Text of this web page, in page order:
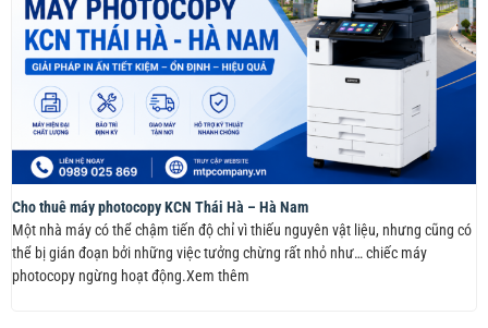
Cho thuê máy photocopy KCN Thái Hà – Hà Nam
Một nhà máy có thể chậm tiến độ chỉ vì thiếu nguyên vật liệu, nhưng cũng có
thể bị gián đoạn bởi những việc tưởng chừng rất nhỏ như… chiếc máy
photocopy ngừng hoạt động.Xem thêm